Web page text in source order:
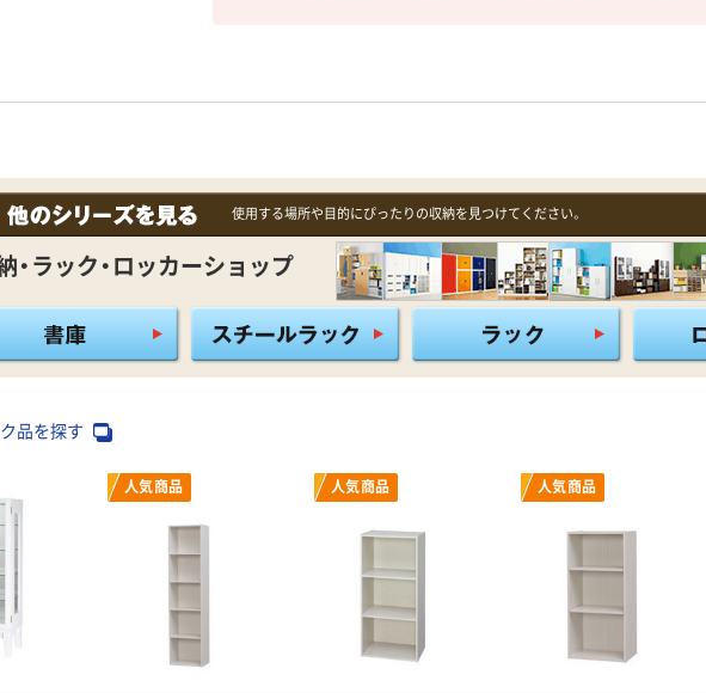
使用する場所や目的にぴったりの収納を見つけてください。
・ラック・ロッカーショップ
品を探す
人気商品 人気商品 人気商品